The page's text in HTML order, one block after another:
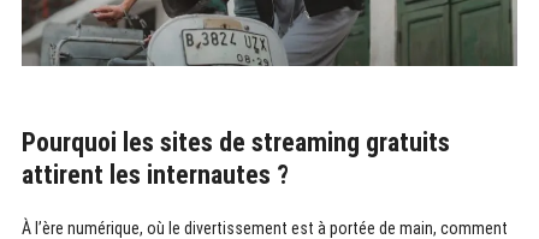
Pourquoi les sites de streaming gratuits
attirent les internautes ?
À l’ère numérique, où le divertissement est à portée de main, comment